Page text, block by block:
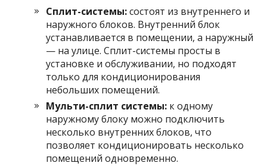
Сплит-системы:состоят из внутреннего и
наружного блоков. Внутренний блок
устанавливается в помещении, а наружный
— на улице. Сплит-системы просты в
установке и обслуживании, но подходят
только для кондиционирования
небольших помещений.
Мульти-сплит системы: к одному
наружному блоку можно подключить
несколько внутренних блоков, что
позволяет кондиционировать несколько
помещений одновременно.